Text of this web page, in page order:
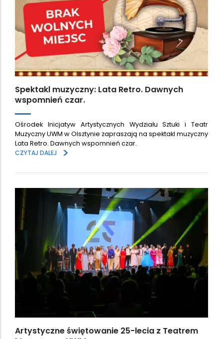
Spektakl muzyczny: Lata Retro. Dawnych
wspomnień czar.
Ośrodek Inicjatyw Artystycznych Wydziału Sztuki i Teatr
Muzyczny UWM w Olsztynie zapraszają na spektakl muzyczny
Lata Retro. Dawnych wspomnień czar.
CZYTAJ DALEJ
>
Artystyczne świętowanie 25-lecia z Teatrem